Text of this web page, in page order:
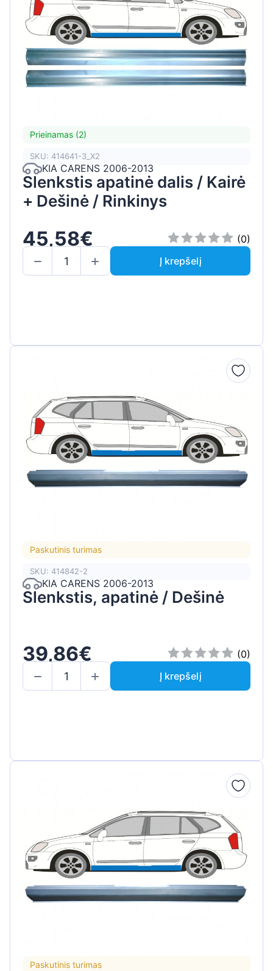
Prieinamas (2)
SKU: 414641-3_X2
KIA CARENS 2006-2013
Slenkstis apatinė dalis / Kairė
+ Dešinė / Rinkinys
45,58€
(0)
Į krepšelį
Paskutinis turimas
SKU: 414842-2
KIA CARENS 2006-2013
Slenkstis, apatinė / Dešinė
39,86€
(0)
Į krepšelį
Paskutinis turimas